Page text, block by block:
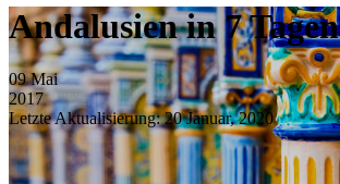
Andalusien in 7 Tagen
09 Mai
2017
Letzte Aktualisierung: 20 Januar, 2020